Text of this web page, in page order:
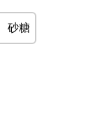
砂糖